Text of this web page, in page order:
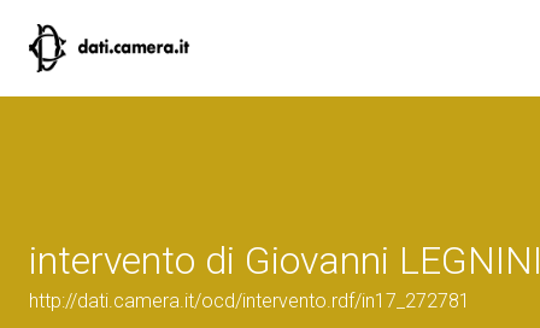
intervento di Giovanni
http://dati.camera.it/ocd/intervento.rdf/in17_272781